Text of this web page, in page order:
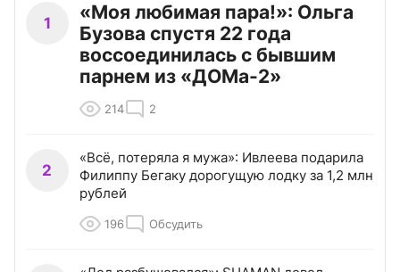
1
«Моя любимая пара!»: Ольга
Бузова спустя 22 года
воссоединилась с бывшим
парнем из «ДОМа-2»
214 2
2
«Всё, потеряла я мужа»: Ивлеева подарила
Филиппу Бегаку дорогущую лодку за 1,2 млн
рублей
196 Обсудить